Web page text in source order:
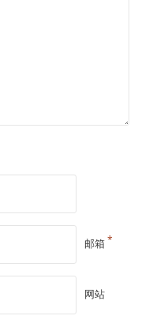
邮箱*
网站